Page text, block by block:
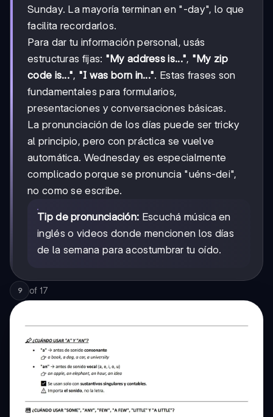
Sunday. La mayoría terminan en "-day", lo que
facilita recordarlos.
Para dar tu información personal, usás
estructuras fijas: "My address is...", "My zip
code is...", "I was born in...". Estas frases son
fundamentales para formularios,
presentaciones y conversaciones básicas.
La pronunciación de los días puede ser tricky
al principio, pero con práctica se vuelve
automática. Wednesday es especialmente
complicado porque se pronuncia "uéns-dei",
no como se escribe.
Tip de pronunciación: Escuchá música en
inglés o videos donde mencionen los días
de la semana para acostumbrar tu oído.
9 of 17